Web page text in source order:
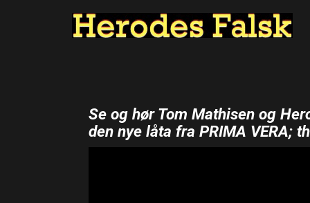
Se og hør Tom Mathisen og
den nye låta fra PRIMA VERA;